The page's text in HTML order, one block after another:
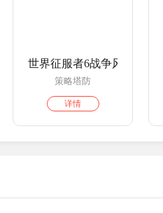
世界征服者6战争风云
策略塔防
详情